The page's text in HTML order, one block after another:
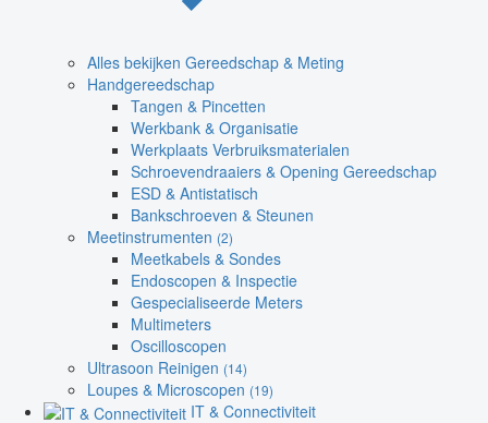
Alles bekijken Gereedschap & Meting
Handgereedschap
Tangen & Pincetten
Werkbank & Organisatie
Werkplaats Verbruiksmaterialen
Schroevendraaiers & Opening Gereedschap
ESD & Antistatisch
Bankschroeven & Steunen
Meetinstrumenten (2)
Meetkabels & Sondes
Endoscopen & Inspectie
Gespecialiseerde Meters
Multimeters
Oscilloscopen
Ultrasoon Reinigen (14)
Loupes & Microscopen (19)
IT & Connectiviteit